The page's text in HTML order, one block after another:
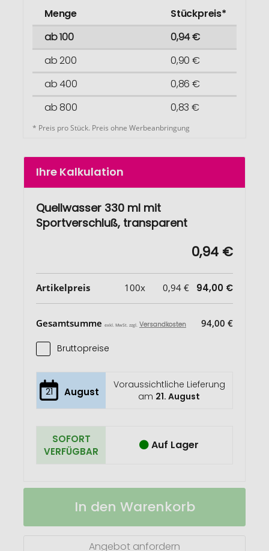
Menge
Stückpreis*
ab 100
0,94 €
ab 200
0,90 €
ab 400
0,86 €
ab 800
0,83 €
* Preis pro Stück. Preis ohne Werbeanbringung
Ihre Kalkulation
Quellwasser 330 ml mit
Sportverschluß, transparent
0,94 €
Artikelpreis 100x 0,94 € 94,00 €
Gesamtsumme exkl. MwSt. zzgl. Versandkosten 94,00 €
Bruttopreise
21 August
Voraussichtliche Lieferung
am 21. August
SOFORT
VERFÜGBAR
Auf Lager
Quellwasser
mit
Auf
In den Warenkorb
Angebot anfordern